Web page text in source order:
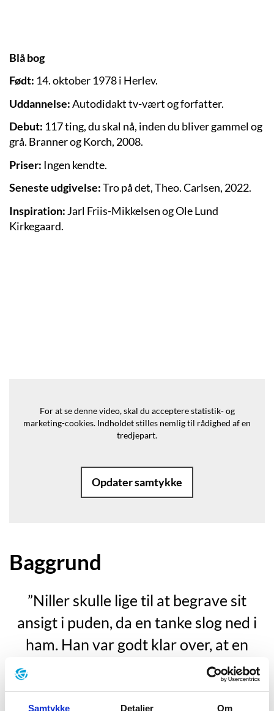
Samtykke Detaljer Om
Blå bog
Født: 14. oktober 1978 i Herlev.
Uddannelse:Autodidakt tv-vært og forfatter.
Debut: 117 ting, du skal nå, inden du bliver gammel og
grå. Branner og Korch, 2008.
Priser: Ingen kendte.
Seneste udgivelse:Tro på det, Theo. Carlsen, 2022.
Inspiration: Jarl Friis-Mikkelsen og Ole Lund
Kirkegaard.
For at se denne video, skal du acceptere statistik- og
marketing-cookies. Indholdet stilles nemlig til rådighed af en
tredjepart.
Opdater samtykke
Baggrund
”Niller skulle lige til at begrave sit
ansigt i puden, da en tanke slog ned i
ham. Han var godt klar over, at en
rødhåret og halvslap dreng fra
Skovlunde Bytorv ville få det svært i